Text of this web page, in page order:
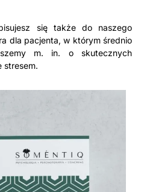
się także do naszego
dla pacjenta, w którym średnio
m. in. o skutecznych
stresem.